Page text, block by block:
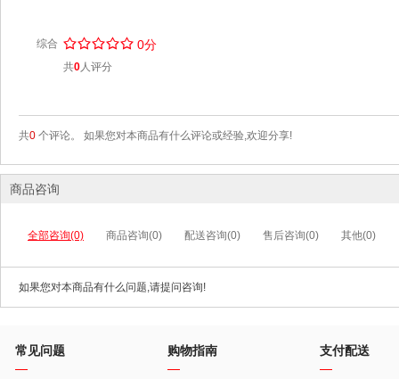
综合 /////
..... 0分
共0人评分
共0 个评论。 如果您对本商品有什么评论或经验,欢迎分享!
商品咨询
全部咨询(0) 商品咨询(0) 配送咨询(0) 售后咨询(0) 其他(0)
如果您对本商品有什么问题,请提问咨询!
常见问题 购物指南 支付配送